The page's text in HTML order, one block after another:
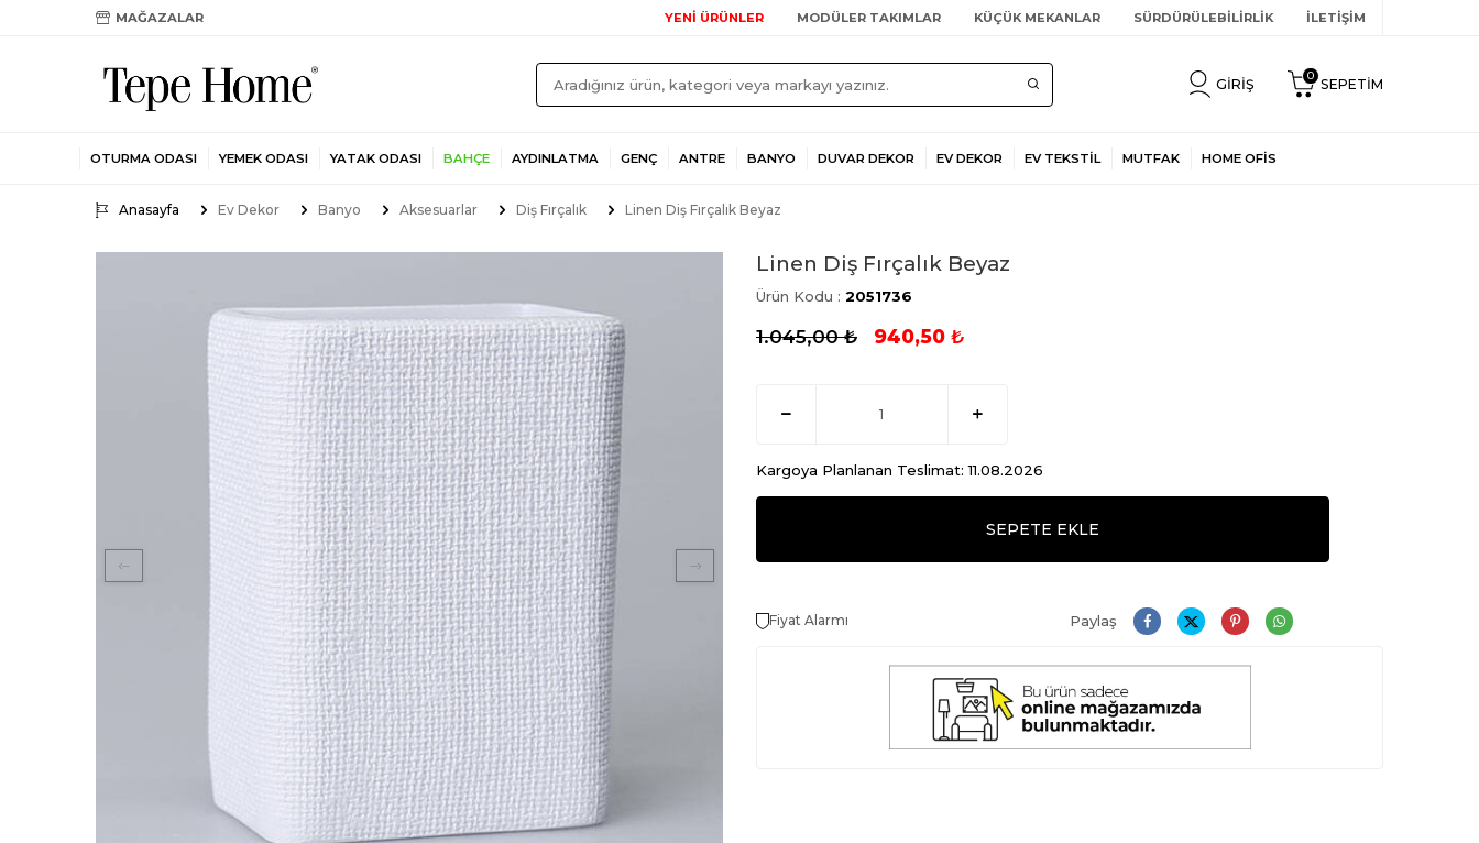
MAĞAZALAR YENİ ÜRÜNLER MODÜLER TAKIMLAR KÜÇÜK MEKANLAR SÜRDÜRÜLEBİLİRLİK İLETİŞİM
GIRIŞ 0 SEPETIM
OTURMA ODASI YEMEK ODASI YATAK ODASI BAHÇE AYDINLATMA GENÇ ANTRE BANYO DUVAR DEKOR EV DEKOR EV TEKSTİL MUTFAK HOME OFİS
Anasayfa Ev Dekor Banyo Aksesuarlar Diş Fırçalık Linen Diş Fırçalık Beyaz
Linen Diş Fırçalık Beyaz
Ürün Kodu : 2051736
1.045,00₺ 940,50 ₺
Kargoya Planlanan Teslimat: 11.08.2026
SEPETE EKLE
Fiyat Alarmı Paylaş